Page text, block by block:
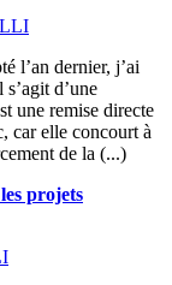
l’an dernier, j’ai
d’une
une remise directe
car elle concourt à
de la (...)
projets